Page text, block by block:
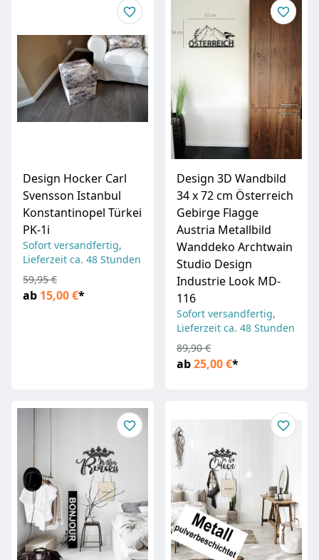
Design Hocker Carl
Svensson Istanbul
Konstantinopel Türkei
PK-1i
Sofort versandfertig,
Lieferzeit ca. 48 Stunden
ab 15,00 €*
59,95 €
Design 3D Wandbild
34 x 72 cm Österreich
Gebirge Flagge
Austria Metallbild
Wanddeko Archtwain
Studio Design
Industrie Look MD-
116
Sofort versandfertig,
Lieferzeit ca. 48 Stunden
ab25,00 €*
89,90 €